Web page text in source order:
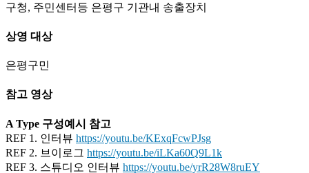
구청, 주민센터등 은평구 기관내 송출장치
상영 대상
은평구민
참고 영상
A Type 구성예시 참고
REF 1. 인터뷰 https://youtu.be/KExqFcwPJsg
REF 2. 브이로그 https://youtu.be/iLKa60Q9L1k
REF 3. 스튜디오 인터뷰 https://youtu.be/yrR28W8ruEY